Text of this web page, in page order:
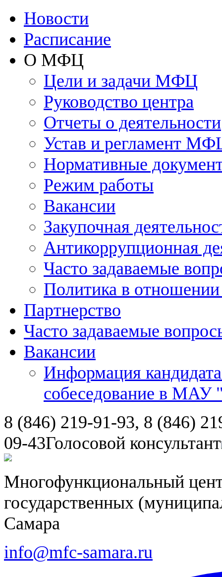
Новости
Расписание
О МФЦ
Цели и задачи МФЦ
Руководство центра
Отчеты о деятельности
Устав и регламент
Нормативные
Режим работы
Вакансии
Закупочная
Антикоррупционная
Часто задаваемые
Политика в
Партнерство
Часто задаваемые
Вакансии
Информация
собеседование в
8 (846) 219-91-93, 8 (846)
09-43Голосовой консультант
Многофункциональный
государственных
Самара
info@mfc-samara.ru